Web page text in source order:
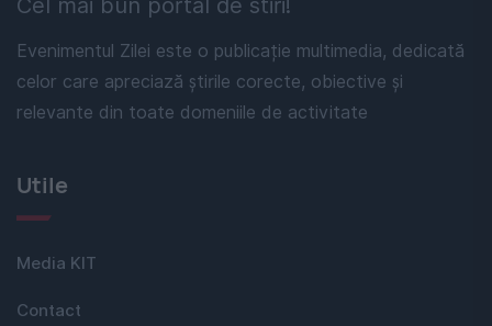
Cel mai bun portal de stiri!
Evenimentul Zilei este o publicație multimedia, dedicată
celor care apreciază știrile corecte, obiective și
relevante din toate domeniile de activitate
Utile
Media KIT
Contact